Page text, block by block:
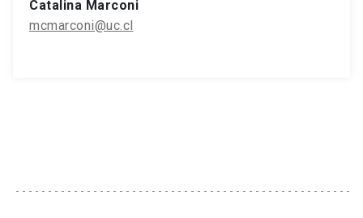
Catalina Marconi
mcmarconi@uc.cl